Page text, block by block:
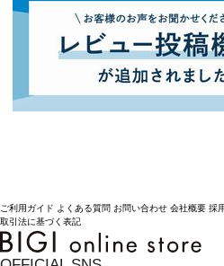
ご利用ガイド よくある質問 お問い合わせ 会社概要 採
取引法に基づく表記